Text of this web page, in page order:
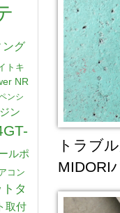
トラブ
MIDORI
ング
トキ
NR
ンシ
ン
ルポ
コン
タ
取付